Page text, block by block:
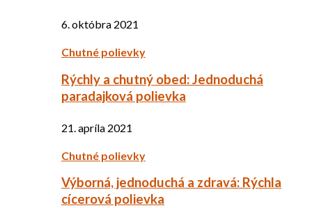
6. októbra 2021
Chutné polievky
Rýchly a chutný obed: Jednoduchá
paradajková polievka
21. apríla 2021
Chutné polievky
Výborná, jednoduchá a zdravá: Rýchla
cícerová polievka